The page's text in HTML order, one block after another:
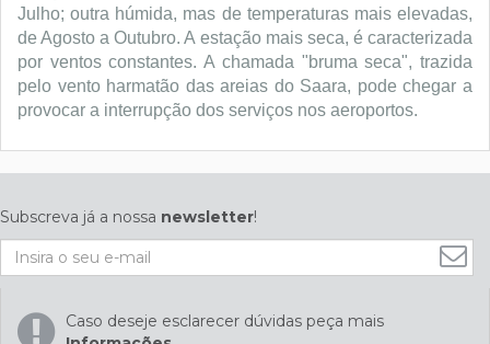
Julho; outra húmida, mas de temperaturas mais elevadas,
de Agosto a Outubro. A estação mais seca, é caracterizada
por ventos constantes. A chamada "bruma seca", trazida
pelo vento harmatão das areias do Saara, pode chegar a
provocar a interrupção dos serviços nos aeroportos.
Subscreva já a nossa newsletter!
Caso deseje esclarecer dúvidas peça mais